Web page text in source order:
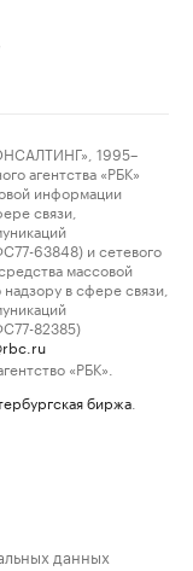
1995–
агентства «РБК»
информации
связи,
63848) и сетевого
массовой
в сфере связи,
82385)
«РБК».
биржа
данных